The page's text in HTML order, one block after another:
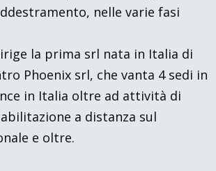
nelle varie fasi
la prima srl nata in Italia di
Phoenix srl, che vanta 4 sedi in
in Italia oltre ad attività di
a distanza sul
e oltre.